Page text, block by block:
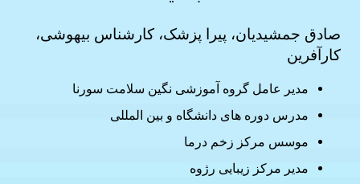
صادق جمشیدیان، پیرا پزشک، کارشناس بیهوشی،
کارآفرین
مدیر عامل گروه آموزشی نگین سلامت سورنا
مدرس دوره های دانشگاه و بین المللی
موسس مرکز زخم درما
مدیر مرکز زیبایی رژوه